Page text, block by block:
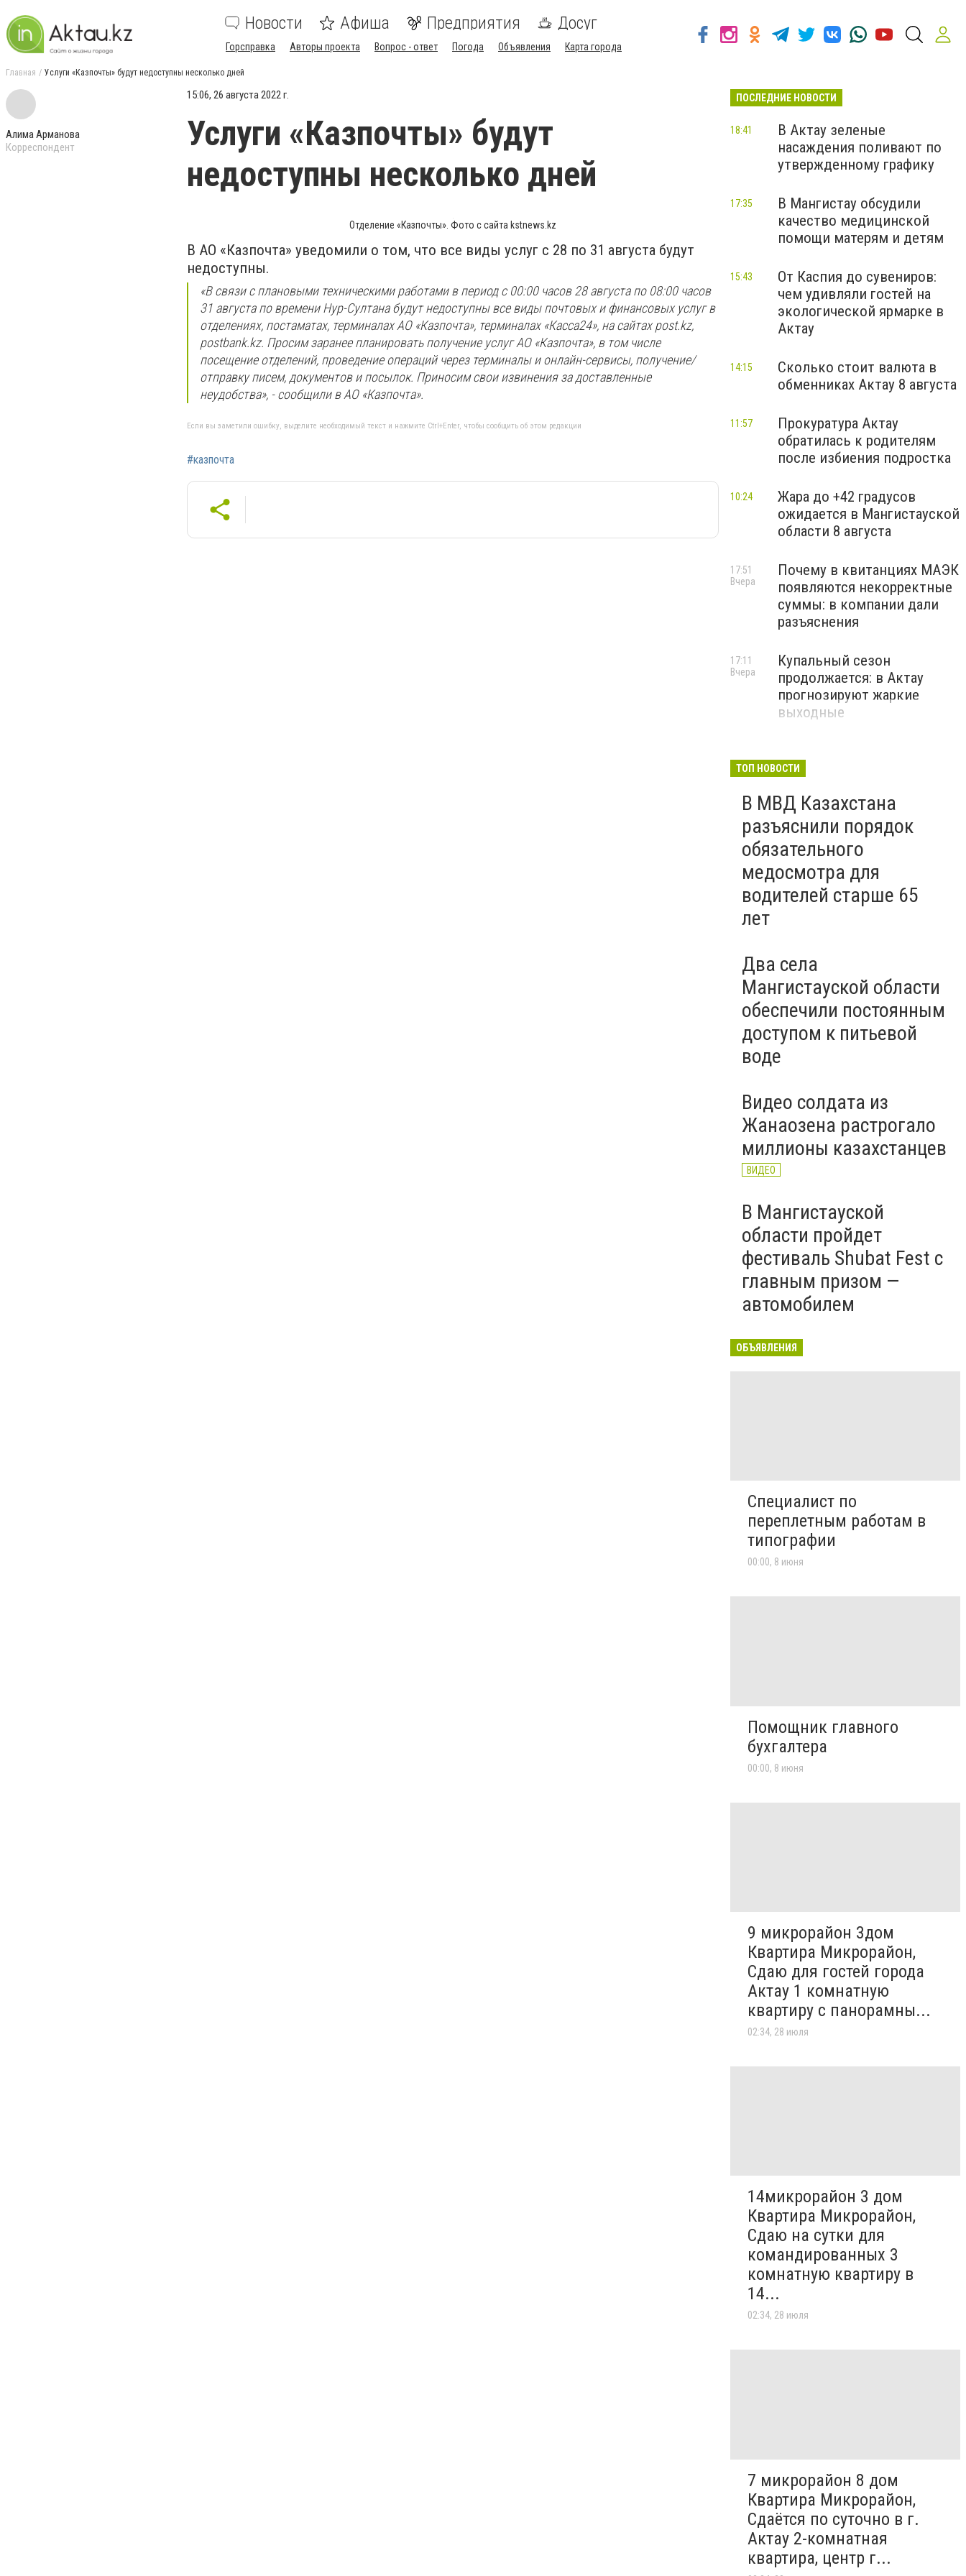
Новости Афиша Предприятия Досуг
Горсправка Авторы проекта Вопрос - ответ Погода Объявления Карта города
Главная Услуги «Казпочты» будут недоступны несколько дней
Алима Арманова
Корреспондент
15:06, 26 августа 2022 г.
Услуги «Казпочты» будут
недоступны несколько дней
Отделение «Казпочты». Фото с сайта kstnews.kz
В АО «Казпочта» уведомили о том, что все виды услуг с 28 по 31 августа будут
недоступны.
«В связи с плановыми техническими работами в период с 00:00 часов 28 августа по 08:00 часов
31 августа по времени Нур-Султана будут недоступны все виды почтовых и финансовых услуг в
отделениях, постаматах, терминалах АО «Казпочта», терминалах «Касса24», на сайтах post.kz,
postbank.kz. Просим заранее планировать получение услуг АО «Казпочта», в том числе
посещение отделений, проведение операций через терминалы и онлайн-сервисы, получение/
отправку писем, документов и посылок. Приносим свои извинения за доставленные
неудобства», - сообщили в АО «Казпочта».
Если вы заметили ошибку, выделите необходимый текст и нажмите Ctrl+Enter, чтобы сообщить об этом редакции
#казпочта
ПОСЛЕДНИЕ НОВОСТИ
В Актау зеленые
насаждения поливают по
утвержденному графику
18:41
В Мангистау обсудили
качество медицинской
помощи матерям и детям
17:35
От Каспия до сувениров:
чем удивляли гостей на
экологической ярмарке в
Актау
15:43
Сколько стоит валюта в
обменниках Актау 8 августа
14:15
Прокуратура Актау
обратилась к родителям
после избиения подростка
11:57
Жара до +42 градусов
ожидается в Мангистауской
области 8 августа
10:24
Почему в квитанциях МАЭК
появляются некорректные
суммы: в компании дали
разъяснения
17:51
Вчера
Купальный сезон
продолжается: в Актау
прогнозируют жаркие
выходные
17:11
Вчера
ТОП НОВОСТИ
В МВД Казахстана
разъяснили порядок
обязательного
медосмотра для
водителей старше 65
лет
Два села
Мангистауской области
обеспечили постоянным
доступом к питьевой
воде
Видео солдата из
Жанаозена растрогало
миллионы казахстанцев
ВИДЕО
В Мангистауской
области пройдет
фестиваль Shubat Fest с
главным призом —
автомобилем
ОБЪЯВЛЕНИЯ
Специалист по
переплетным работам в
типографии
00:00, 8 июня
Помощник главного
бухгалтера
00:00, 8 июня
9 микрорайон 3дом
Квартира Микрорайон,
Сдаю для гостей города
Актау 1 комнатную
квартиру с панорамны...
02:34, 28 июля
14микрорайон 3 дом
Квартира Микрорайон,
Сдаю на сутки для
командированных 3
комнатную квартиру в
14...
02:34, 28 июля
7 микрорайон 8 дом
Квартира Микрорайон,
Сдаётся по суточно в г.
Актау 2-комнатная
квартира, центр г...